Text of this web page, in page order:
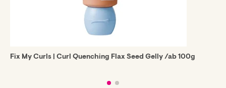
Fix My Curls | Curl Quenching Flax Seed Gelly /ab 100g